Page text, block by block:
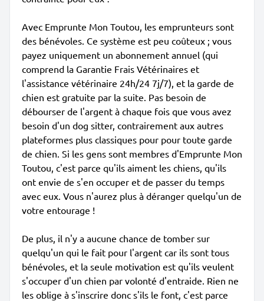
Avec Emprunte Mon Toutou, les emprunteurs sont
des bénévoles. Ce système est peu coûteux ; vous
payez uniquement un abonnement annuel (qui
comprend la Garantie Frais Vétérinaires et
l'assistance vétérinaire 24h/24 7j/7), et la garde de
chien est gratuite par la suite. Pas besoin de
débourser de l'argent à chaque fois que vous avez
besoin d'un dog sitter, contrairement aux autres
plateformes plus classiques pour pour toute garde
de chien. Si les gens sont membres d'Emprunte Mon
Toutou, c'est parce qu'ils aiment les chiens, qu'ils
ont envie de s'en occuper et de passer du temps
avec eux. Vous n'aurez plus à déranger quelqu'un de
votre entourage !
De plus, il n'y a aucune chance de tomber sur
quelqu'un qui le fait pour l'argent car ils sont tous
bénévoles, et la seule motivation est qu'ils veulent
s'occuper d'un chien par volonté d'entraide. Rien ne
les oblige à s'inscrire donc s'ils le font, c'est parce